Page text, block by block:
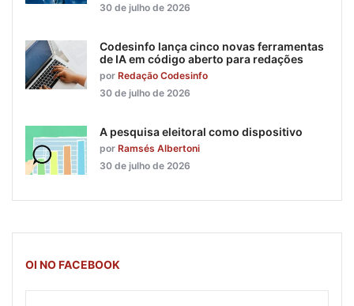
30 de julho de 2026
Codesinfo lança cinco novas ferramentas
de IA em código aberto para redações
por Redação Codesinfo
30 de julho de 2026
A pesquisa eleitoral como dispositivo
por Ramsés Albertoni
30 de julho de 2026
OI NO FACEBOOK